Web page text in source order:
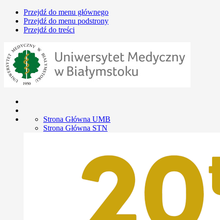
Przejdź do menu głównego
Przejdź do menu podstrony
Przejdź do treści
Strona Główna UMB
Strona Główna STN